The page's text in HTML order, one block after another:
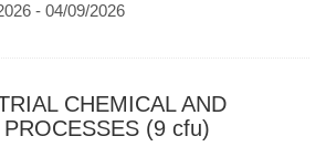
- 04/09/2026
CHEMICAL AND
(9 cfu)